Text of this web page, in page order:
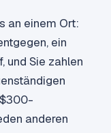
an einem Ort:
ein
und Sie zahlen
anderen